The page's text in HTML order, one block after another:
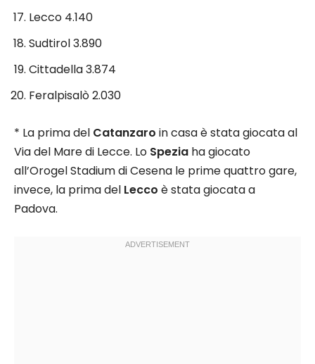
Lecco 4.140
Sudtirol 3.890
Cittadella 3.874
Feralpisalò 2.030
* La prima del Catanzaro in casa è stata giocata al
Via del Mare di Lecce. Lo Spezia ha giocato
all’Orogel Stadium di Cesena le prime quattro gare,
invece, la prima del Lecco è stata giocata a
Padova.